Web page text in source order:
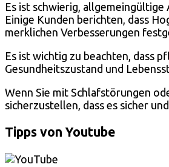
Es ist schwierig,
Einige Kunden berichten, dass
merklichen Verbesserungen
Es ist wichtig zu beachten, dass
Gesundheitszustand und
Wenn Sie mit Schlafstörungen
sicherzustellen, dass es sicher
Tipps von Youtube